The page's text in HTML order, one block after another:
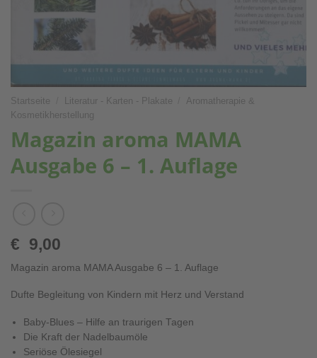
Startseite Literatur - Karten - Plakate
Aromatherapie &
Kosmetikherstellung
Magazin aroma MAMA
Ausgabe 6 – 1. Auflage
€ 9,00
Magazin aroma MAMA Ausgabe 6 – 1. Auflage
Dufte Begleitung von Kindern mit Herz und Verstand
Baby-Blues – Hilfe an traurigen Tagen
Die Kraft der Nadelbaumöle
Seriöse Ölesiegel